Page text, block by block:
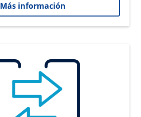
Más información